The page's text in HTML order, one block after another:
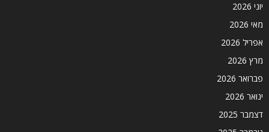
יוני 2026
מאי 2026
אפריל 2026
מרץ 2026
פברואר 2026
ינואר 2026
דצמבר 2025